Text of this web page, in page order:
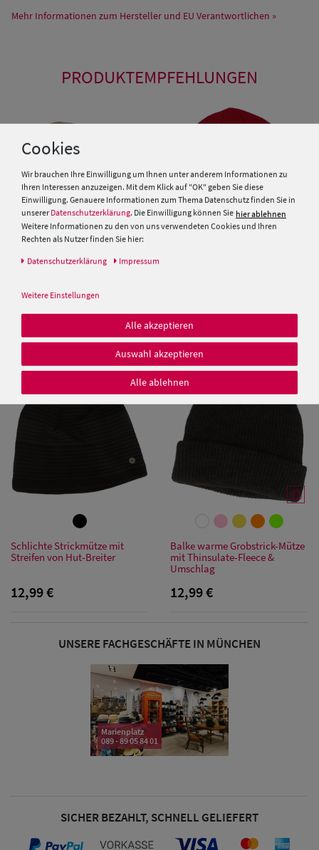
Damen Caps
Damen UV-
Schutz Caps
Damen
Damen
& Visoren
Snapback Caps
Damen Caps
Großgrößen
Mehr Informationen zum Hersteller und EU Verantwortlichen »
PRODUKTEMPFEHLUNGEN
Rippen-Design
Rollrand & Thinsulate-Futter
12,99 €
Schlichte Strickmütze mit
Streifen von Hut-Breiter
12,99 €
Balke warme Grobstrick-Mütze
mit Thinsulate-Fleece &
Umschlag
12,99 €
UNSERE FACHGESCHÄFTE IN MÜNCHEN
Marienplatz
089 - 89 05 84 01
SICHER BEZAHLT, SCHNELL GELIEFERT
Cookies
Wir brauchen Ihre Einwilligung um Ihnen unter anderem Informationen zu
Ihren Interessen anzuzeigen. Mit dem Klick auf "OK" geben Sie diese
Einwilligung. Genauere Informationen zum Thema Datenschutz finden Sie in
unserer Datenschutzerklärung. Die Einwilligung können Sie hier ablehnen
Weitere Informationen zu den von uns verwendeten Cookies und Ihren
Rechten als Nutzer finden Sie hier:
Daten­schutz­erklärung Impressum
Weitere Einstellungen
Alle akzeptieren
Auswahl akzeptieren
Alle ablehnen